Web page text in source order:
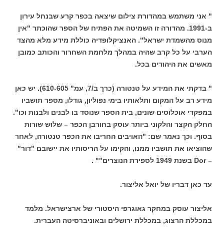
" אני משתמש במהדורת צילום שיצאה בכפר קרע שבנחל עירון
ב-1991. מהדורה זו השמיטה את הפתיח של הספר שהוכתר "אין
מנוס מהשמדת ישראל". האנציקלופדיה כוללת מידע מלא מהצד
הערבי על כל קרב שהיה במהלך מלחמת השחרור והכותב כמובן
מאשים את היהודים בכל.
" בדקתי את המידע על טנטורה (כרך ב/7, עמ" 610-605). יש כאן
מידע רב על המקום ותלאותיו בימי נפוליון, גודלו, מספר תושביו
במפקדי אוכלוסים שונים, בית הספר שנוסד בו לבנים ולבנות וכו".
החלק הקצר והלקוני ביותר עוסק בחורבן הכפר – שלוש שורות
בסוף. וכך נאמר שם: "האויבים החריבו את הכפר טנטורה, לאחר
שהוציאו את תושביו ממנו, והקימו על הריסותיו את יישובם "דור"
– Dor בשנת 1949 לספירת הנוצרים"" .
עד כאן דבריו של יואל אליצור.
אליצור עוסק במחקר גאוגרפי היסטורי של ארצישראל. מלמד
במכללת הרצוג, במכללת ירושלים ובאוניברסיטה העברית.